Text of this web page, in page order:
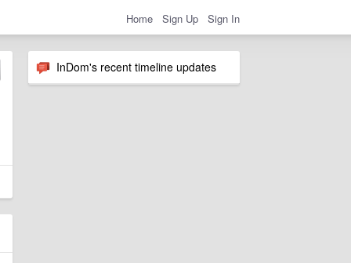
Home Sign Up Sign In
InDom's recent timeline updates